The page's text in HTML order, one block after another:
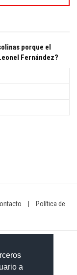
a
porque el
Fernández?
Política de